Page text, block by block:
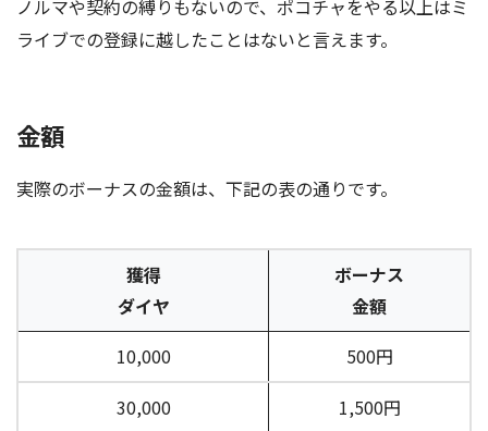
ノルマや契約の縛りもないので、ポコチャをやる以上はミ
ライブでの登録に越したことはないと言えます。
金額
実際のボーナスの金額は、下記の表の通りです。
獲得
ダイヤ
ボーナス
金額
10,000
500円
30,000
1,500円